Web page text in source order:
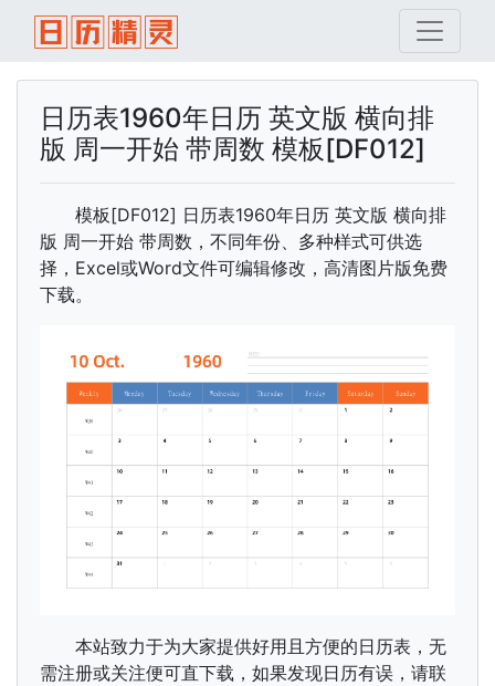
日历表1960年日历 英文版 横向排
版 周一开始 带周数 模板[DF012]
模板[DF012] 日历表1960年日历 英文版 横向排
版 周一开始 带周数，不同年份、多种样式可供选
择，Excel或Word文件可编辑修改，高清图片版免费
下载。
本站致力于为大家提供好用且方便的日历表，无
需注册或关注便可直下载，如果发现日历有误，请联